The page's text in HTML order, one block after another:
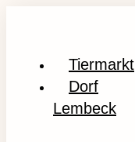
Tiermarkt
Dorf
Lembeck